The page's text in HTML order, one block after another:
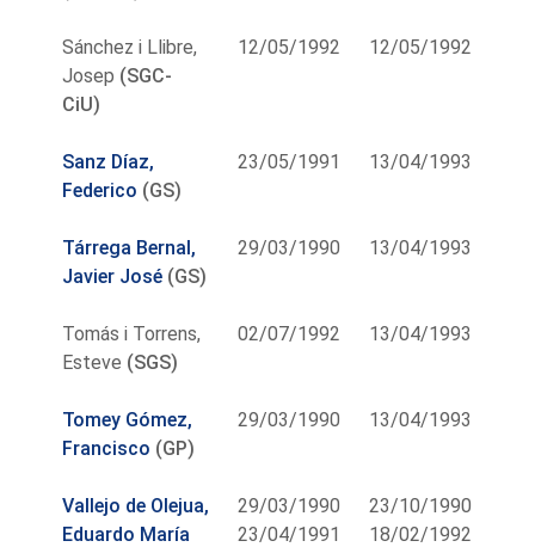
Sánchez i Llibre,
Josep (SGC-
CiU)
12/05/1992 12/05/1992
Sanz Díaz,
Federico (GS)
23/05/1991 13/04/1993
Tárrega Bernal,
Javier José (GS)
29/03/1990 13/04/1993
Tomás i Torrens,
Esteve (SGS)
02/07/1992 13/04/1993
Tomey Gómez,
Francisco (GP)
29/03/1990 13/04/1993
Vallejo de Olejua,
Eduardo María
29/03/1990
23/04/1991
23/10/1990
18/02/1992